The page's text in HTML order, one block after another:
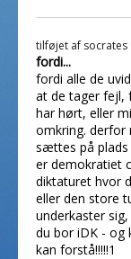
tilføjet af socrates
fordi...
fordi alle de
at de tager fejl,
har hørt, eller
omkring. derfor
sættes på
er demokratiet
diktaturet hvor
eller den store
underkaster
du bor iDK -
kan forstå!!!!!1